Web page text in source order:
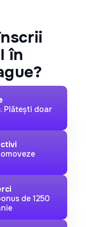
în
Plătești doar
de 1250